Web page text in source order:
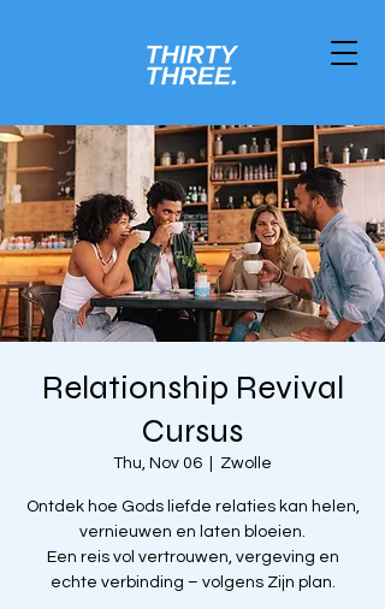
Relationship Revival
Cursus
Thu, Nov 06 Zwolle
Ontdek hoe Gods liefde relaties kan helen,
vernieuwen en laten bloeien.
Een reis vol vertrouwen, vergeving en
echte verbinding – volgens Zijn plan.